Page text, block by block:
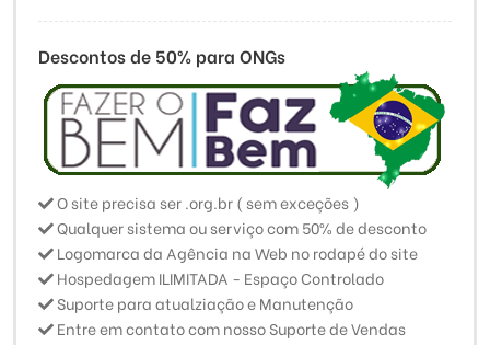
Descontos de 50% para ONGs
O site precisa ser .org.br ( sem exceções )
Qualquer sistema ou serviço com 50% de desconto
Logomarca da Agência na Web no rodapé do site
Hospedagem ILIMITADA - Espaço Controlado
Suporte para atualziação e Manutenção
Entre em contato com nosso Suporte de Vendas